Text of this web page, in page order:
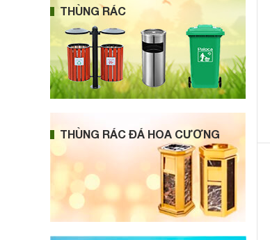
THÙNG RÁC
THÙNG RÁC ĐÁ HOA CƯƠNG